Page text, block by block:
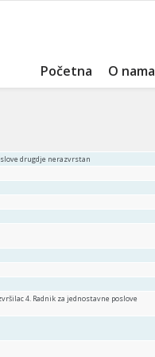
Početna O nama
drugdje nerazvrstan
4. Radnik za jednostavne poslove